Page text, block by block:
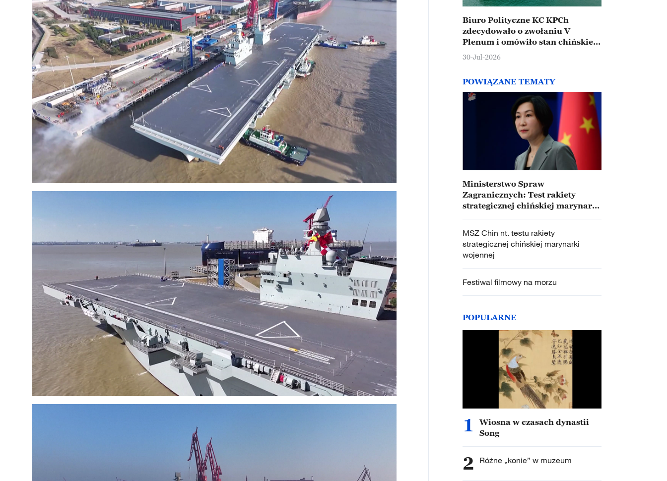
Biuro Polityczne KC KPCh
zdecydowało o zwołaniu V
Plenum i omówiło stan chińskiej
gospodarki
30-Jul-2026
POWIĄZANE TEMATY
Ministerstwo Spraw
Zagranicznych: Test rakiety
strategicznej chińskiej marynarki
celowi
MSZ Chin nt. testu rakiety
strategicznej chińskiej marynarki
wojennej
Festiwal filmowy na morzu
POPULARNE
1
Wiosna w czasach dynastii
Song
2 Różne „konie” w muzeum